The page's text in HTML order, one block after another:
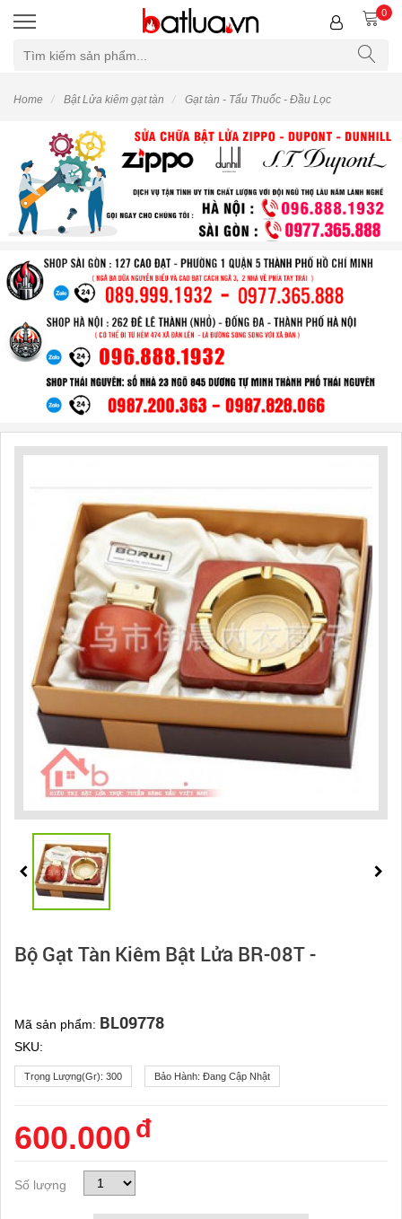
0
Home Bật Lửa kiêm gạt tàn Gạt tàn - Tẩu Thuốc - Đầu Lọc
Bộ Gạt Tàn Kiêm Bật Lửa BR-08T -
Mã sản phẩm: BL09778
SKU:
Trọng Lượng(gr): 300 Bảo Hành: Đang Cập Nhật
600.000 đ
Số lượng